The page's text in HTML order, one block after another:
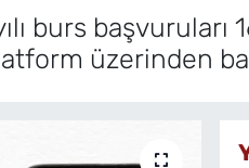
burs başvuruları
üzerinden